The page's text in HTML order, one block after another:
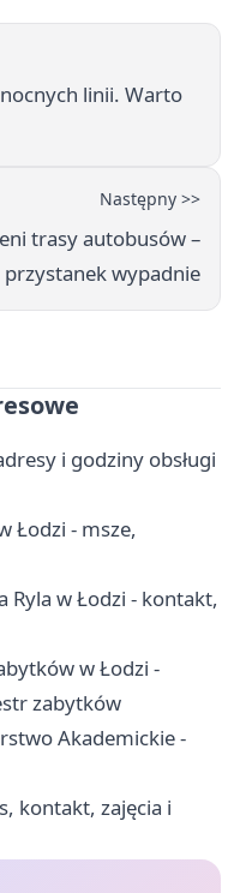
linii. Warto
Następny >>
trasy autobusów –
przystanek wypadnie
i godziny obsługi
Łodzi - msze,
Ryla w Łodzi - kontakt,
w Łodzi -
zabytków
Akademickie -
kontakt, zajęcia i